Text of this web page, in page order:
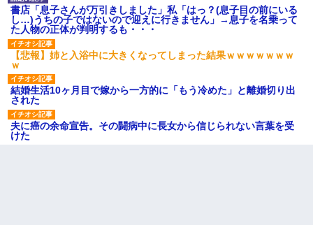
書店「息子さんが万引きしました」私「はっ？(息子目の前にいる
し…)うちの子ではないので迎えに行きません」→息子を名乗って
た人物の正体が判明するも・・・
【悲報】姉と入浴中に大きくなってしまった結果ｗｗｗｗｗｗｗ
ｗ
結婚生活10ヶ月目で嫁から一方的に「もう冷めた」と離婚切り出
された
夫に癌の余命宣告。その闘病中に長女から信じられない言葉を受
けた